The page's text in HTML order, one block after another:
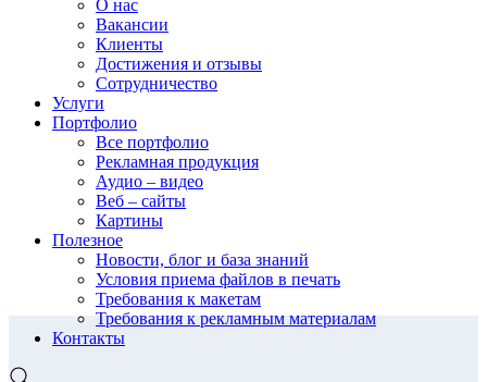
О нас
Вакансии
Клиенты
Достижения и отзывы
Сотрудничество
Услуги
Портфолио
Все портфолио
Рекламная продукция
Аудио – видео
Веб – сайты
Картины
Полезное
Новости, блог и база знаний
Условия приема файлов в печать
Требования к макетам
Требования к рекламным материалам
Контакты